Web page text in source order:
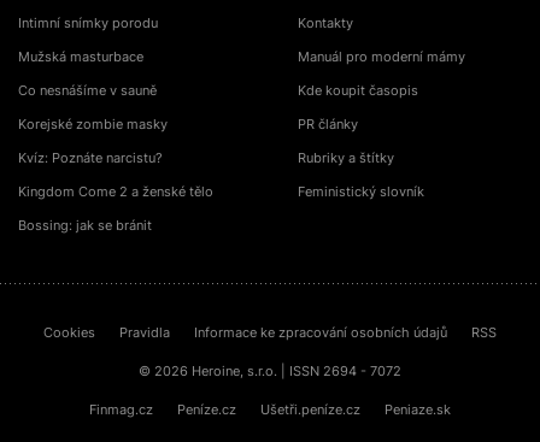
Intimní snímky porodu
Mužská masturbace
Co nesnášíme v sauně
Korejské zombie masky
Kvíz: Poznáte narcistu?
Kingdom Come 2 a ženské tělo
Bossing: jak se bránit
Kontakty
Manuál pro moderní mámy
Kde koupit časopis
PR články
Rubriky a štítky
Feministický slovník
Cookies Pravidla Informace ke zpracování osobních údajů RSS
© 2026 Heroine, s.r.o. | ISSN 2694 - 7072
Finmag.cz Peníze.cz Ušetři.peníze.cz Peniaze.sk